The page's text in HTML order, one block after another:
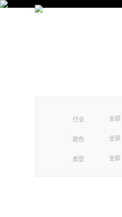
行业 全部
颜色 全部
类型 全部